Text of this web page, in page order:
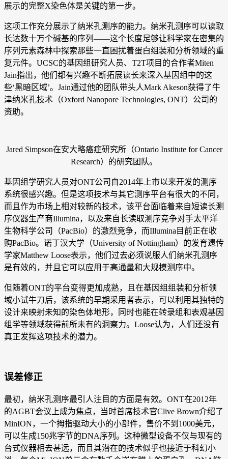
展示的完整X染色体是关键的第一步。
这项工作充分展示了纳米孔测序的能力。纳米孔测序可以读取
长达数十万个碱基的序列——这个长度足够让科学家在密集的
序列元素森林中探索那些一直困扰着蛋白组装和分析领域的重
复元件。UCSC的基因组研究人员、T2T项目的合作者Miten
Jain指出，他们都有兴趣不断拓展读长来深入基因组中的这
些‘黑暗区域’。Jain通过他的团队带头人Mark Akeson获得了牛
津纳米孔技术（Oxford Nanopore Technologies, ONT）公司的
资助。
Jared Simpson在安大略癌症研究所（Ontario Institute for Cancer
Research）的研究团队。
基因组学研究人员对ONT公司自2014年上市以来开发的测序
系统很感兴趣。但是这项技术与其它测序平台有很大的不同，
而且作为市场上相对较新的技术，该平台面临着来自短读长测
序仪器生产商Illumina，以及来自长读取测序竞争对手太平洋
生物科学公司（PacBio）的激烈竞争，而Illumina目前正在收
购PacBio。诺丁汉大学（University of Nottingham）的发育遗传
学家Matthew Loose表示，他们过去必须说服人们纳米孔测序
是有效的，并且它可以应用于高通量和大规模测序中。
但随着ONT的平台变得更加成熟，且在基因组组装和分析领
域小试牛刀后，该系统的早期采用者表示，可以利用其独特的
设计来映射未知的染色体地形，同时也能在转录组和表观基因
组学等领域获得前所未有的洞察力。Loose认为，人们还没有
真正发挥这项技术的潜力。
误差修正
最初，纳米孔测序最引人注目的方面是有效。ONT在2012年
的AGBT会议上成为焦点，当时首席技术官Clive Brown介绍了
MinION，一个拇指驱动大小的小部件，售价不到1000美元，
可以生成150兆字节的DNA序列。这种微型设备不仅与现有的
台式仪器相去甚远，而且其潜在的技术似乎也接近于科幻小